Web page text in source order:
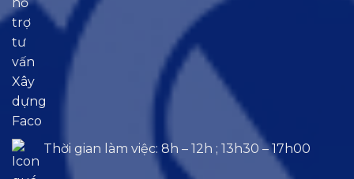
Thời gian làm việc: 8h – 12h ; 13h30 – 17h00